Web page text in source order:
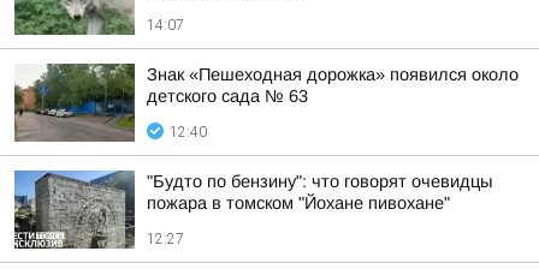
14:07
Знак «Пешеходная дорожка» появился около
детского сада № 63
12:40
"Будто по бензину": что говорят очевидцы
пожара в томском "Йохане пивохане"
12:27